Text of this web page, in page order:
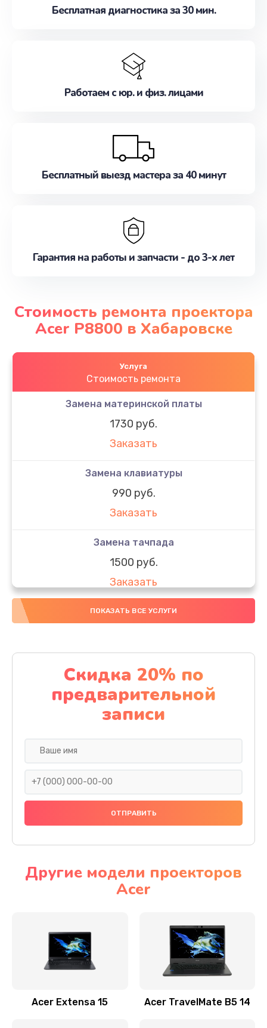
Бесплатная диагностика за 30 мин.
Работаем с юр. и физ. лицами
Бесплатный выезд мастера за 40 минут
Гарантия на работы и запчасти - до 3-х лет
Стоимость ремонта проектора
Acer P8800 в Хабаровске
Услуга
Стоимость ремонта
Замена материнской платы
1730 руб.
Заказать
Замена клавиатуры
990 руб.
Заказать
Замена тачпада
1500 руб.
Заказать
Замена южного моста
Заказать
Чистка от пыли
1060 руб.
Заказать
Ремонт подсветки
Настройка BIOS
Замена видеочипа
Заказать
ПОКАЗАТЬ ВСЕ УСЛУГИ
Скидка 20% по
предварительной
записи
Другие модели проекторов
Acer
Acer Extensa 15 Acer TravelMate B5 14